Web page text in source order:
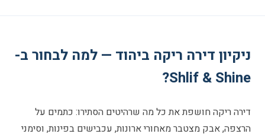
ניקיון דירה ריקה ביהוד — למה לבחור ב-
Shlif & Shine?
דירה ריקה חושפת את כל מה שרהיטים הסתירו: כתמים על
הרצפה, אבק מצטבר מאחורי ארונות, עכבישים בפינות, וסימני